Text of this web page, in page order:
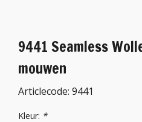
9441 Seamless
mouwen
Articlecode: 9441
Kleur: *